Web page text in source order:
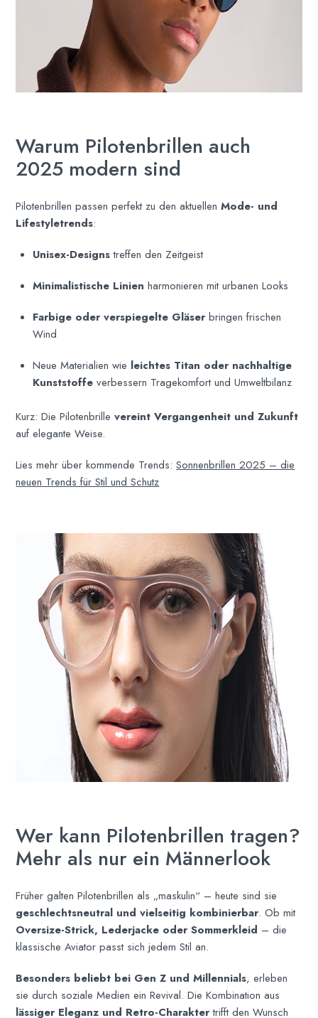
Warum Pilotenbrillen auch
2025 modern sind
Pilotenbrillen passen perfekt zu den aktuellenMode- und
Lifestyletrends:
Unisex-Designstreffen den Zeitgeist
Minimalistische Linien harmonieren mit urbanen Looks
Farbige oder verspiegelte Gläser bringen frischen
Wind
Neue Materialien wie leichtes Titan oder nachhaltige
Kunststoffe verbessern Tragekomfort und Umweltbilanz
Kurz: Die Pilotenbrillevereint Vergangenheit und Zukunft
auf elegante Weise.
Lies mehr über kommende Trends:Sonnenbrillen 2025 – die
neuen Trends für Stil und Schutz
Wer kann Pilotenbrillen tragen?
Mehr als nur ein Männerlook
Früher galten Pilotenbrillen als „maskulin“ – heute sind sie
geschlechtsneutral und vielseitig kombinierbar. Ob mit
Oversize-Strick, Lederjacke oder Sommerkleid – die
klassische Aviator passt sich jedem Stil an.
Besonders beliebt bei Gen Z und Millennials, erleben
sie durch soziale Medien ein Revival. Die Kombination aus
lässiger Eleganz und Retro-Charaktertrifft den Wunsch